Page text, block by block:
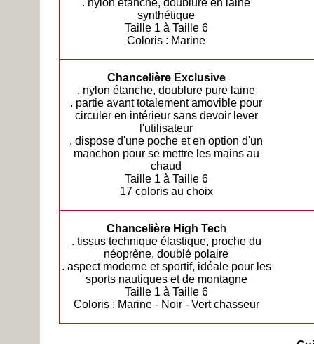
synthétique
Taille 1 à Taille 6
Coloris : Marine
Chancelière Exclusive
. nylon étanche, doublure pure laine
. partie avant totalement amovible pour
circuler en intérieur sans devoir lever
l'utilisateur
. dispose d'une poche et en option d'un
manchon pour se mettre les mains au
chaud
Taille 1 à Taille 6
17 coloris au choix
Chancelière High Tech
. tissus technique élastique, proche du
néoprène, doublé polaire
. aspect moderne et sportif, idéale pour les
sports nautiques et de montagne
Taille 1 à Taille 6
Coloris : Marine - Noir - Vert chasseur